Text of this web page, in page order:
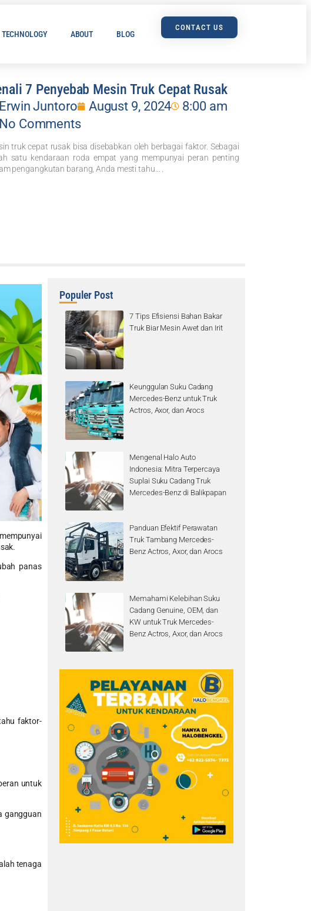
TECHNOLOGY ABOUT BLOG
CONTACT US
7 Penyebab Mesin Truk Cepat Rusak
Erwin Juntoro August 9, 2024
8:00 am
No Comments
truk cepat rusak bisa disebabkan oleh berbagai faktor. Sebagai
satu kendaraan roda empat yang mempunyai peran penting
pengangkutan barang, Anda mesti tahu... .
panas
faktor-
untuk
gangguan
tenaga
Populer Post
7 Tips Efisiensi Bahan Bakar
Truk Biar Mesin Awet dan Irit
Keunggulan Suku Cadang
Mercedes-Benz untuk Truk
Actros, Axor, dan Arocs
Mengenal Halo Auto
Indonesia: Mitra Terpercaya
Suplai Suku Cadang Truk
Mercedes-Benz di Balikpapan
Panduan Efektif Perawatan
Truk Tambang Mercedes-
Benz Actros, Axor, dan Arocs
Memahami Kelebihan Suku
Cadang Genuine, OEM, dan
KW untuk Truk Mercedes-
Benz Actros, Axor, dan Arocs